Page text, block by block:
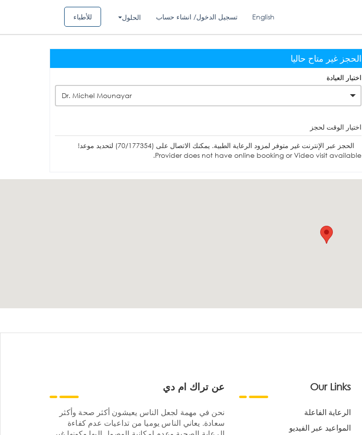
للأطباء الحلول تسجيل الدخول/ انشاء حساب English
الحجز غير متاح حاليا
اختيار العيادة
Dr. Michel Mounayar
اختيار الوقت لحجز
الحجز عبر الإنترنت غير متوفر لمزود الرعاية الطبية. يمكنك الاتصال على (70/177354) لتحديد موعد!
Provider does not have online booking or Video visit available.
عن تراك ام دي
نحن في مهمة لجعل الناس يعيشون أكثر صحة وأكثر
سعادة. يعاني الناس يوميا من تداعيات عدم كفاءة
Our Links
الرعاية الفاعلة
المواعيد عبر الفيديو